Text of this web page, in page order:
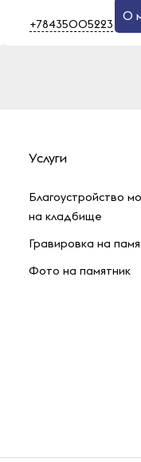
+78435005223
О
Услуги
Благоустройство
на кладбище
Гравировка на
Фото на памятник